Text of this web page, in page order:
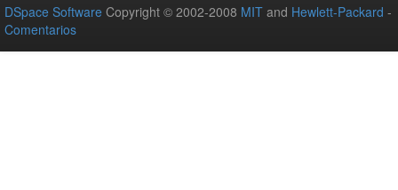
DSpace Software Copyright © 2002-2008 MIT and Hewlett-Packard -
Comentarios